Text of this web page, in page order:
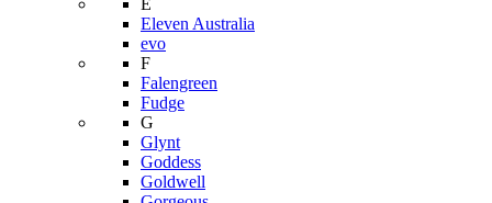
E
Eleven Australia
evo
F
Falengreen
Fudge
G
Glynt
Goddess
Goldwell